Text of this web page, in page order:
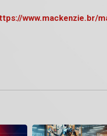
www.mackenzie.br/